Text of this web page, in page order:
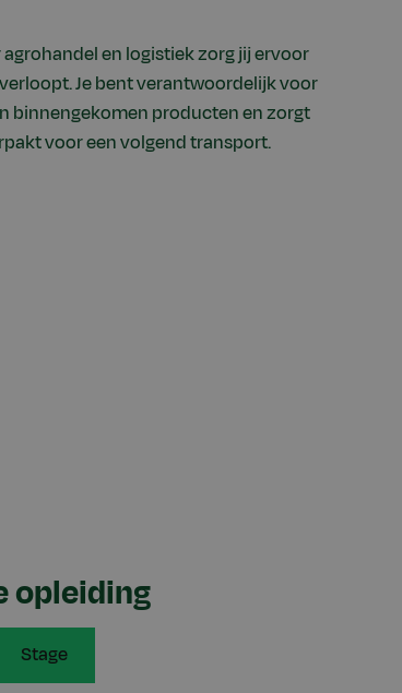
en logistiek zorg jij ervoor
Je bent verantwoordelijk voor
binnengekomen producten en zorgt
voor een volgend transport.
opleiding
Stage